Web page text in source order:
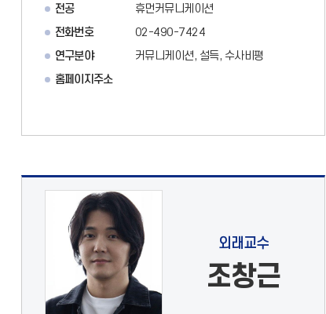
전공
휴먼커뮤니케이션
전화번호
02-490-7424
연구분야
커뮤니케이션, 설득, 수사비평
홈페이지주소
외래교수
조창근